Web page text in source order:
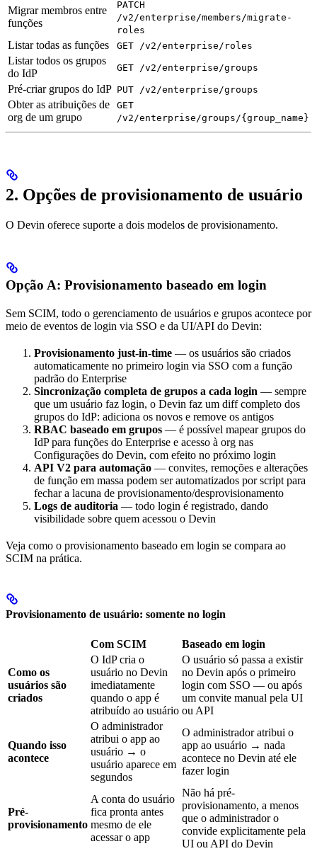
Migrar membros entre
funções
PATCH
/v2/enterprise/members/migrate-
roles
Listar todas as funções GET /v2/enterprise/roles
Listar todos os grupos
do IdP
GET /v2/enterprise/groups
Pré-criar grupos do IdP PUT /v2/enterprise/groups
Obter as atribuições de
org de um grupo
GET
/v2/enterprise/groups/{group_name}
2. Opções de provisionamento de usuário
O Devin oferece suporte a dois modelos de provisionamento.
Opção A: Provisionamento baseado em login
Sem SCIM, todo o gerenciamento de usuários e grupos acontece por
meio de eventos de login via SSO e da UI/API do Devin:
Provisionamento just-in-time — os usuários são criados
automaticamente no primeiro login via SSO com a função
padrão do Enterprise
Sincronização completa de grupos a cada login — sempre
que um usuário faz login, o Devin faz um diff completo dos
grupos do IdP: adiciona os novos e remove os antigos
RBAC baseado em grupos — é possível mapear grupos do
IdP para funções do Enterprise e acesso à org nas
Configurações do Devin, com efeito no próximo login
API V2 para automação — convites, remoções e alterações
de função em massa podem ser automatizados por script para
fechar a lacuna de provisionamento/desprovisionamento
Logs de auditoria — todo login é registrado, dando
visibilidade sobre quem acessou o Devin
Veja como o provisionamento baseado em login se compara ao
SCIM na prática.
Provisionamento de usuário: somente no login
Com SCIM Baseado em login
Como os
usuários são
criados
O IdP cria o
usuário no Devin
imediatamente
quando o app é
atribuído ao usuário
O usuário só passa a existir
no Devin após o primeiro
login com SSO — ou após
um convite manual pela UI
ou API
Quando isso
acontece
O administrador
atribui o app ao
usuário → o
usuário aparece em
segundos
O administrador atribui o
app ao usuário → nada
acontece no Devin até ele
fazer login
Pré-
provisionamento
A conta do usuário
fica pronta antes
mesmo de ele
acessar o app
Não há pré-
provisionamento, a menos
que o administrador o
convide explicitamente pela
UI ou API do Devin